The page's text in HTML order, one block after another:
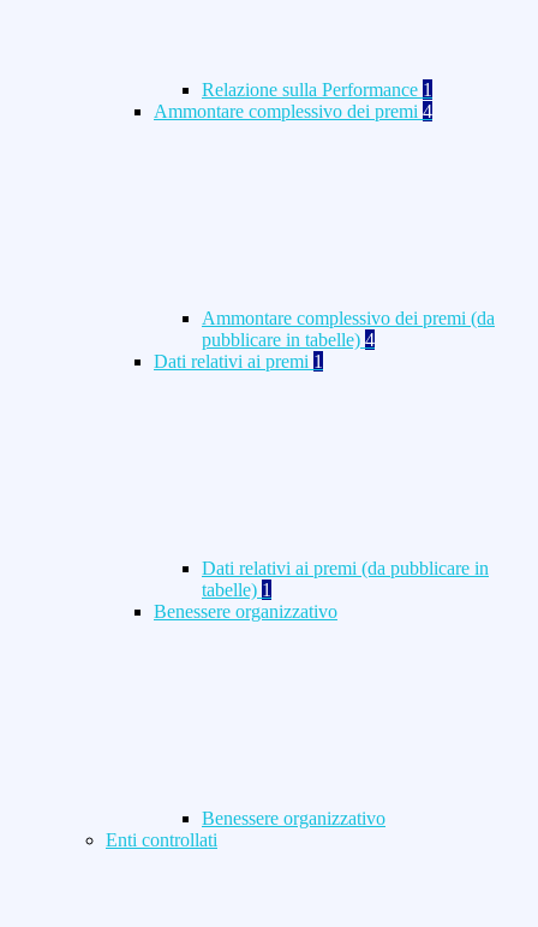
Relazione sulla Performance 1
Ammontare complessivo dei premi 4
Ammontare complessivo dei premi (da
pubblicare in tabelle) 4
Dati relativi ai premi 1
Dati relativi ai premi (da pubblicare in
tabelle) 1
Benessere organizzativo
Benessere organizzativo
Enti controllati